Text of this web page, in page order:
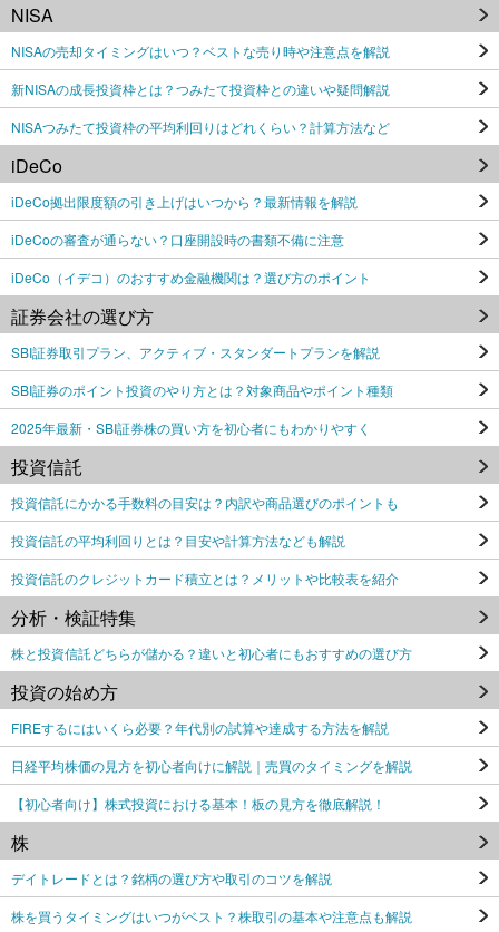
NISA
NISAの売却タイミングはいつ？ベストな売り時や注意点を解説
新NISAの成長投資枠とは？つみたて投資枠との違いや疑問解説
NISAつみたて投資枠の平均利回りはどれくらい？計算方法など
iDeCo
iDeCo拠出限度額の引き上げはいつから？最新情報を解説
iDeCoの審査が通らない？口座開設時の書類不備に注意
iDeCo（イデコ）のおすすめ金融機関は？選び方のポイント
証券会社の選び方
SBI証券取引プラン、アクティブ・スタンダートプランを解説
SBI証券のポイント投資のやり方とは？対象商品やポイント種類
2025年最新・SBI証券株の買い方を初心者にもわかりやすく
投資信託
投資信託にかかる手数料の目安は？内訳や商品選びのポイントも
投資信託の平均利回りとは？目安や計算方法なども解説
投資信託のクレジットカード積立とは？メリットや比較表を紹介
分析・検証特集
株と投資信託どちらが儲かる？違いと初心者にもおすすめの選び方
投資の始め方
FIREするにはいくら必要？年代別の試算や達成する方法を解説
日経平均株価の見方を初心者向けに解説｜売買のタイミングを解説
【初心者向け】株式投資における基本！板の見方を徹底解説！
株
デイトレードとは？銘柄の選び方や取引のコツを解説
株を買うタイミングはいつがベスト？株取引の基本や注意点も解説